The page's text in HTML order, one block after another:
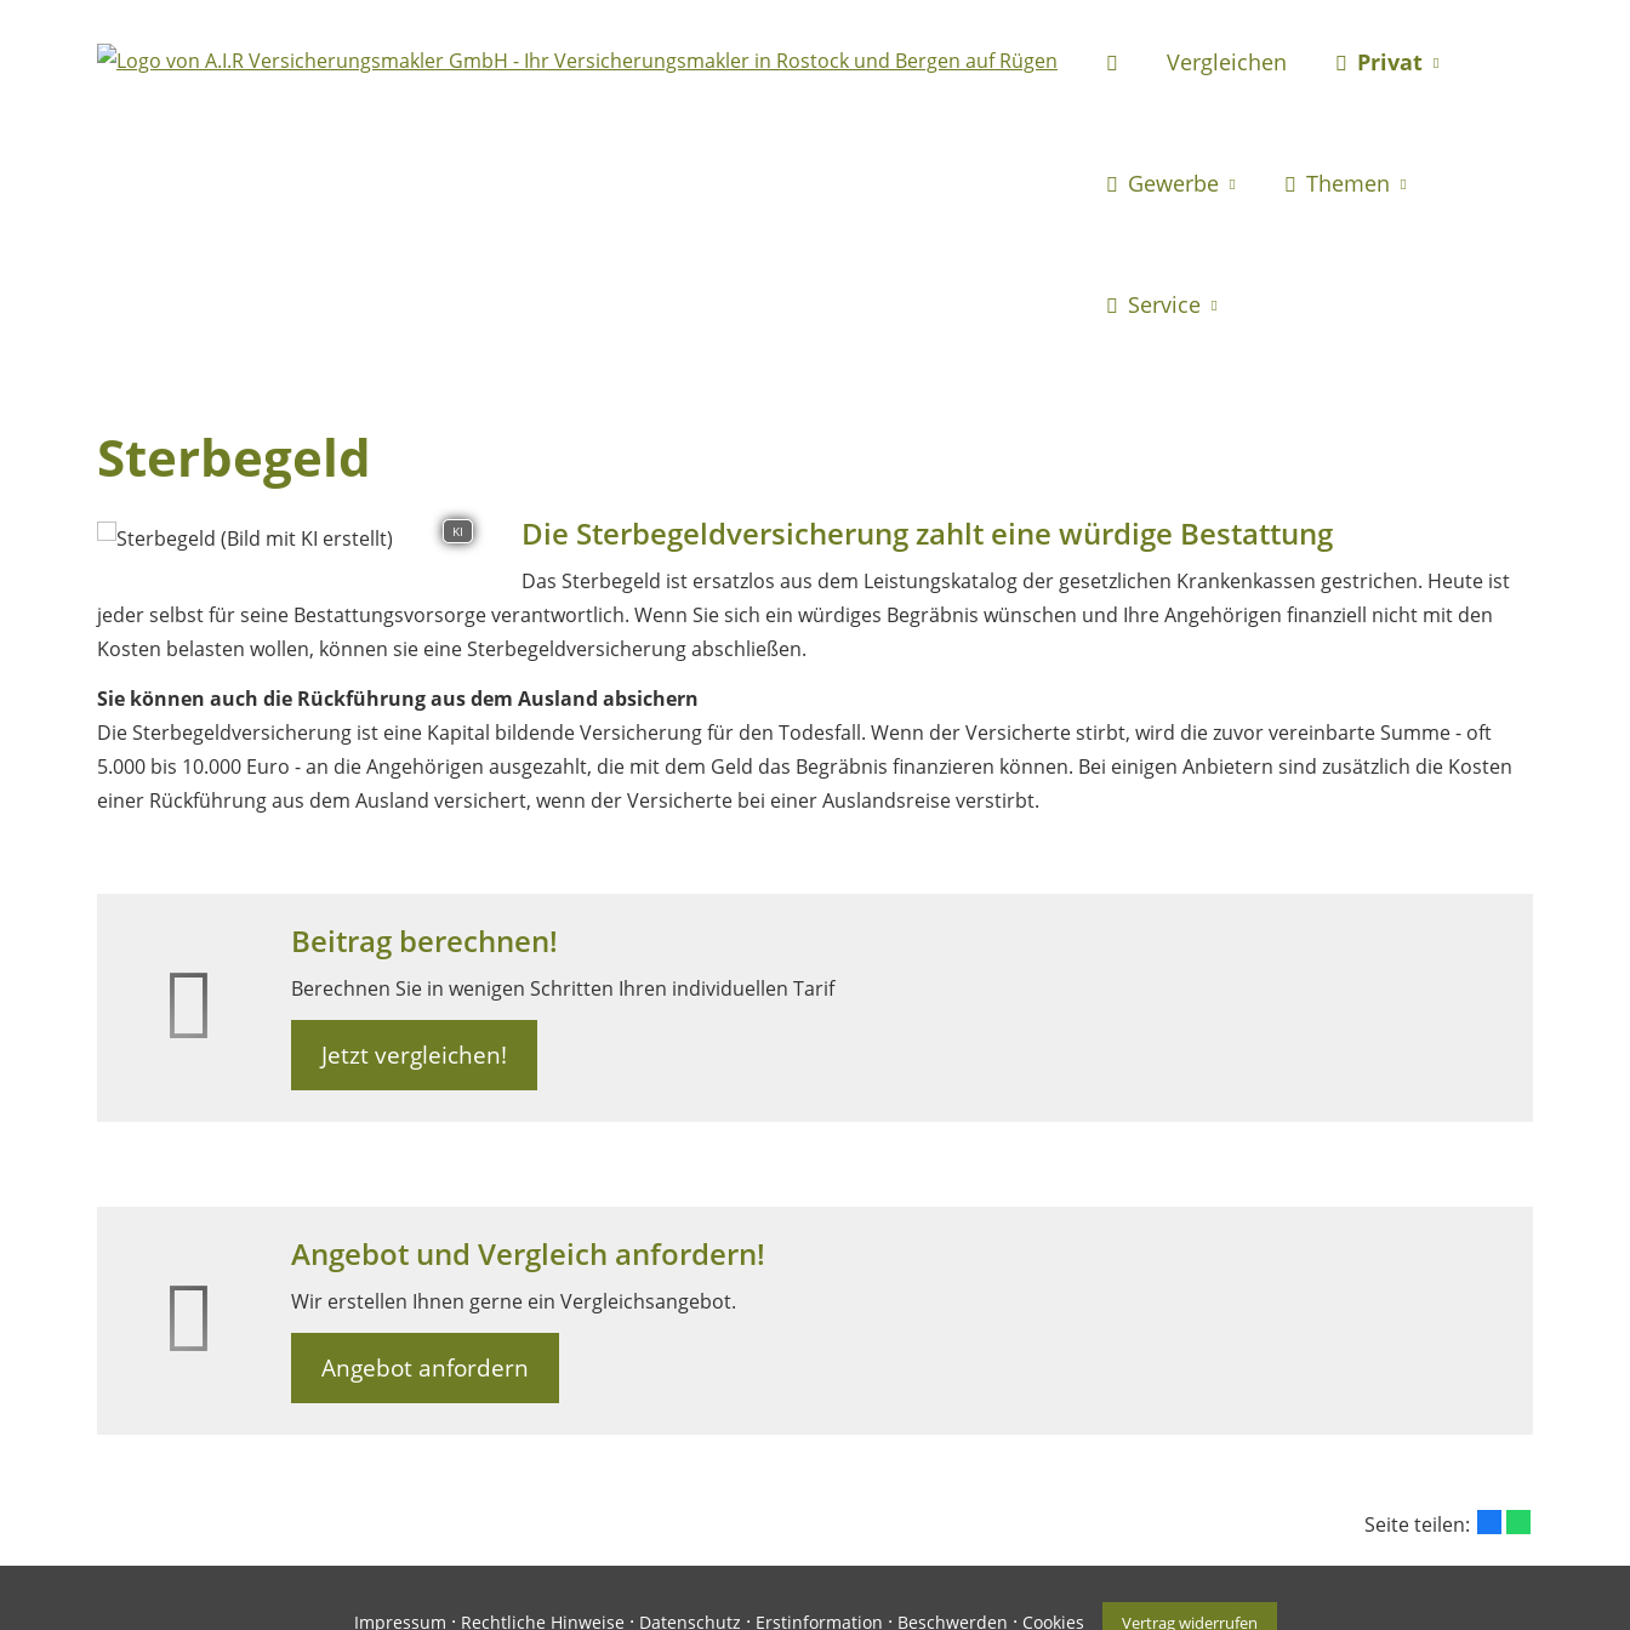
Vergleichen Privat
Gewerbe Themen
Service
Sterbegeld
KI Die Sterbegeldversicherung zahlt eine würdige Bestattung
Das Sterbegeld ist ersatzlos aus dem Leistungskatalog der gesetzlichen Krankenkassen gestrichen. Heute ist
jeder selbst für seine Bestattungsvorsorge verantwortlich. Wenn Sie sich ein würdiges Begräbnis wünschen und Ihre Angehörigen finanziell nicht mit den
Kosten belasten wollen, können sie eine Sterbegeldversicherung abschließen.
Sie können auch die Rückführung aus dem Ausland absichern
Die Sterbegeldversicherung ist eine Kapital bildende Versicherung für den Todesfall. Wenn der Versicherte stirbt, wird die zuvor vereinbarte Summe - oft
5.000 bis 10.000 Euro - an die Angehörigen ausgezahlt, die mit dem Geld das Begräbnis finanzieren können. Bei einigen Anbietern sind zusätzlich die Kosten
einer Rückführung aus dem Ausland versichert, wenn der Versicherte bei einer Auslandsreise verstirbt.
Beitrag berechnen!
Berechnen Sie in wenigen Schritten Ihren individuellen Tarif
Jetzt vergleichen!
Angebot und Vergleich anfordern!
Wir erstellen Ihnen gerne ein Vergleichsangebot.
Angebot anfordern
Seite teilen:
Impressum · Rechtliche Hinweise · Datenschutz · Erstinformation · Beschwerden · Cookies Vertrag widerrufen